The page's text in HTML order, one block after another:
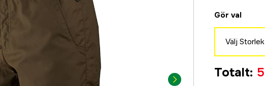
Gör val
Välj Storlek
1 085 kr
Totalt: